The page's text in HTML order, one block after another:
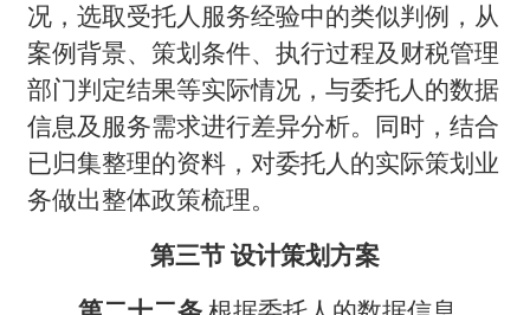
况，选取受托人服务经验中的类似判例，从
案例背景、策划条件、执行过程及财税管理
部门判定结果等实际情况，与委托人的数据
信息及服务需求进行差异分析。同时，结合
已归集整理的资料，对委托人的实际策划业
务做出整体政策梳理。
第三节 设计策划方案